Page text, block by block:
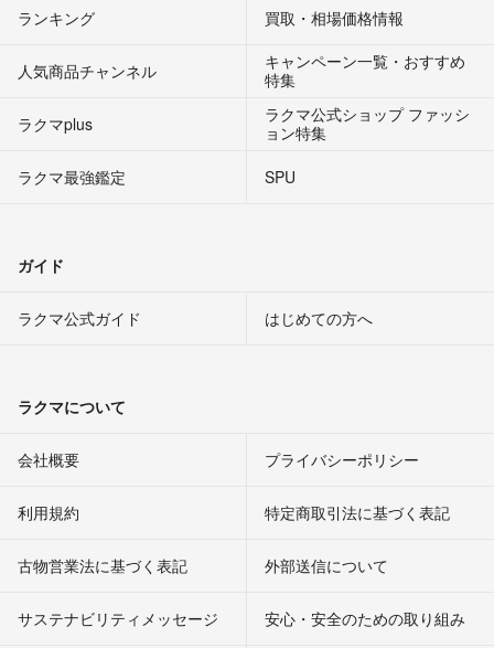
ランキング 買取・相場価格情報
人気商品チャンネル
キャンペーン一覧・おすすめ
特集
ラクマplus
ラクマ公式ショップ ファッシ
ョン特集
ラクマ最強鑑定
SPU
ガイド
ラクマ公式ガイド はじめての方へ
ラクマについて
会社概要 プライバシーポリシー
利用規約 特定商取引法に基づく表記
古物営業法に基づく表記 外部送信について
サステナビリティメッセージ 安心・安全のための取り組み